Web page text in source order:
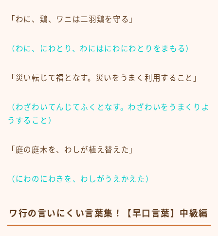
「わに、鶏、ワニは二羽鶏を守る」
（わに、にわとり、わにはにわにわとりをまもる）
「災い転じて福となす。災いをうまく利用すること」
（わざわいてんじてふくとなす。わざわいをうまくりよ
うすること）
「庭の庭木を、わしが植え替えた」
（にわのにわきを、わしがうえかえた）
ワ行の言いにくい言葉集！【早口言葉】中級編